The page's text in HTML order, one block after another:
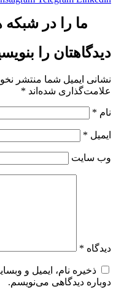
ما را در شبکه
دیدگاهتان را
نشانی ایمیل شما منتشر
علامت‌گذاری شده‌اند *
نام *
ایمیل *
وب‌ سایت
دیدگاه *
ذخیره نام، ایمیل و
دوباره دیدگاهی می‌نویسم.